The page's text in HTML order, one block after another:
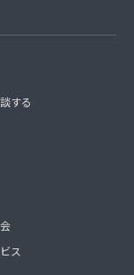
する
ス